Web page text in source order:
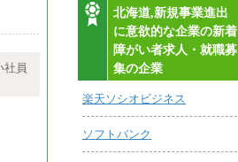
持ち
与に
社員
北海道,新規事業進出
に意欲的な企業の新着
障がい者求人・就職募
集の企業
楽天ソシオビジネス
ソフトバンク